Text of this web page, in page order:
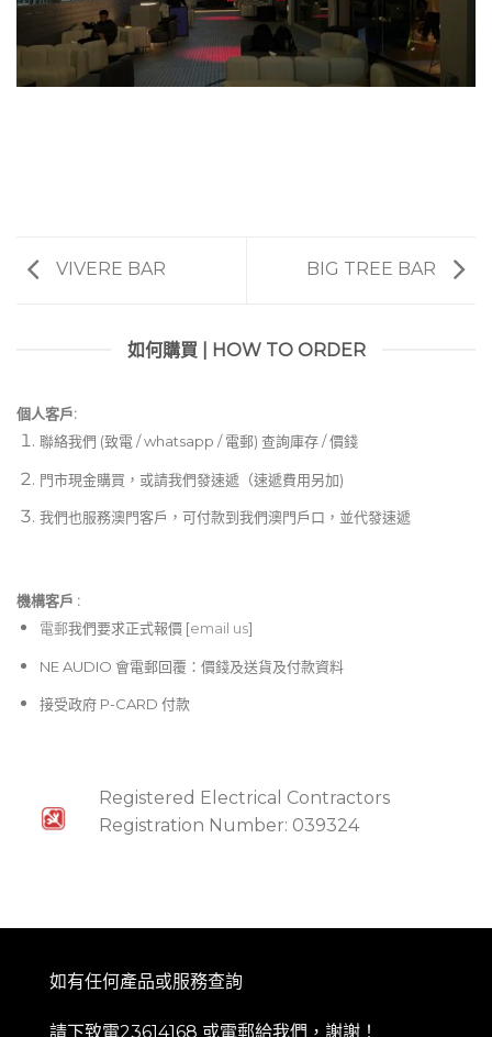
VIVERE BAR BIG TREE BAR
如何購買 | HOW TO ORDER
個人客戶:
聯絡我們 (致電 / whatsapp / 電郵) 查詢庫存 / 價錢
門市現金購買，或請我們發速遞（速遞費用另加)
我們也服務澳門客戶，可付款到我們澳門戶口，並代發速遞
機構客戶 :​
電郵我們要求正式報價 [email us]
NE AUDIO 會電郵回覆：價錢及送貨及付款資料
接受政府 P-CARD 付款
Registered Electrical Contractors
Registration Number: 039324
如有任何產品或服務查詢
請下致電23614168 或電郵給我們，謝謝！